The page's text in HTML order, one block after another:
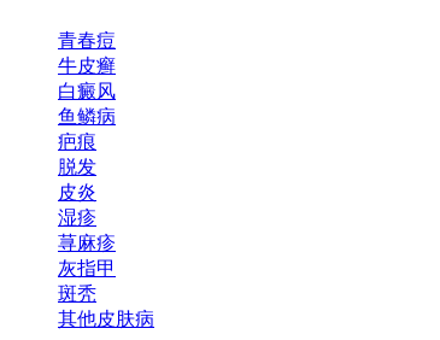
青春痘
牛皮癣
白癜风
鱼鳞病
疤痕
脱发
皮炎
湿疹
荨麻疹
灰指甲
斑秃
其他皮肤病